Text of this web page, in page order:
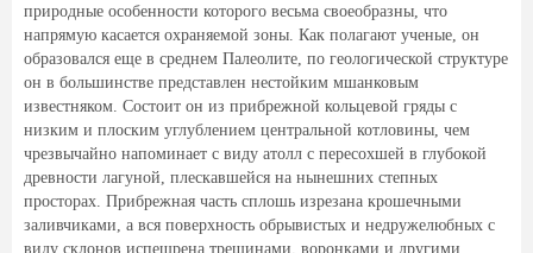
природные особенности которого весьма своеобразны, что
напрямую касается охраняемой зоны. Как полагают ученые, он
образовался еще в среднем Палеолите, по геологической структуре
он в большинстве представлен нестойким мшанковым
известняком. Состоит он из прибрежной кольцевой гряды с
низким и плоским углублением центральной котловины, чем
чрезвычайно напоминает с виду атолл с пересохшей в глубокой
древности лагуной, плескавшейся на нынешних степных
просторах. Прибрежная часть сплошь изрезана крошечными
заливчиками, а вся поверхность обрывистых и недружелюбных с
виду склонов испещрена трещинами, воронками и другими